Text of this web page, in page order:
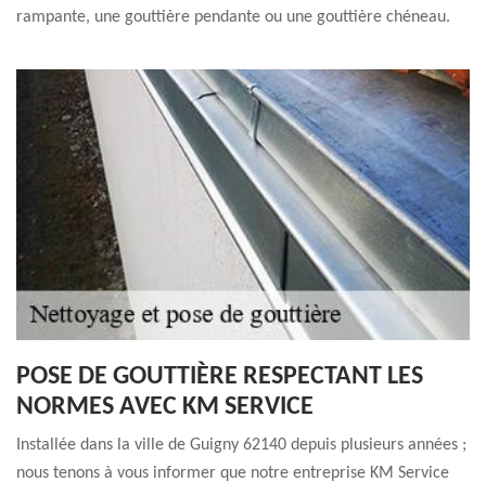
rampante, une gouttière pendante ou une gouttière chéneau.
POSE DE GOUTTIÈRE RESPECTANT LES
NORMES AVEC KM SERVICE
Installée dans la ville de Guigny 62140 depuis plusieurs années ;
nous tenons à vous informer que notre entreprise KM Service